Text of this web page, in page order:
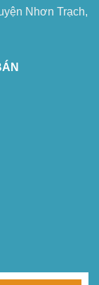
Nhơn Trạch,